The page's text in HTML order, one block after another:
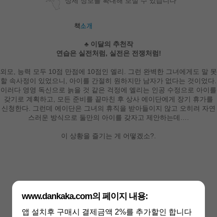
♣ 이달의 추천작
연습은 실전처럼, 실전은 전쟁처럼!
외모, 능력 모두 10점 만점에 10점인 엘리. 그런 완벽한 그녀에게도 말 못
할 속사정이 있었으니, 아이를 간절히 원하지만 남자가 없다는 것이었다.
이러다 영영 독신으로 늙을 것 같은 걱정에 엘리는 인공 수정으로 아이를
갖기로 계획하고, 모든 준비를 끝마친 후 상사 에이단에게 장기 휴가를
신청한다. 그런데 에이단은 그녀의 휴직을 받아들이지 않고 오히려 자연
스러운 방식으로 둘만의 아이를 갖자고 제안하는데….
이 상황을 즐기는 게 어떻겠소?.
www.dankaka.com의 페이지 내용:
앱 설치후 구매시 결제금액 2%를 추가할인 합니다